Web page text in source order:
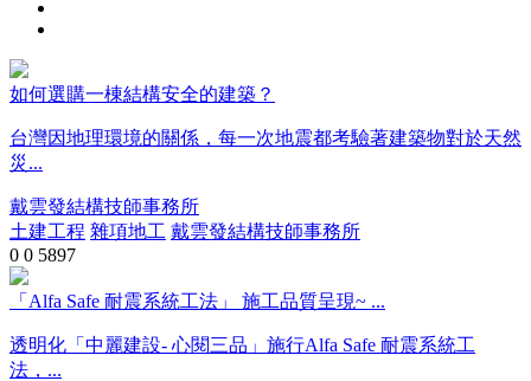
如何選購一棟結構安全的建築？
台灣因地理環境的關係，每一次地震都考驗著建築物對於天然
災...
戴雲發結構技師事務所
土建工程 雜項地工 戴雲發結構技師事務所
0 0 5897
「Alfa Safe 耐震系統工法」 施工品質呈現~ ...
透明化「中麗建設- 心閱三品」施行Alfa Safe 耐震系統工
法，...